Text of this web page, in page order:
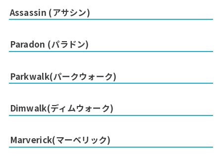
Assassin (アサシン)
Paradon (パラドン)
Parkwalk(パークウォーク)
Dimwalk(ディムウォーク)
Marverick(マーベリック)